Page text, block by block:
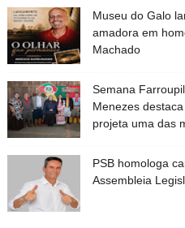
Museu do Galo
amadora em
Machado
Semana
Menezes
projeta uma das
PSB homologa
Assembleia